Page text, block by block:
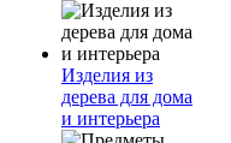
Изделия из
дерева для дома
и интерьера